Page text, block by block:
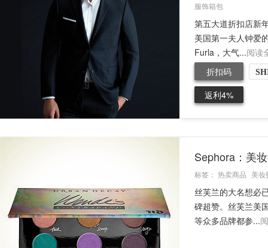
服饰箱包
第五大道折扣店新
美国第一夫人钟爱
Furla，大气...阅读
折扣码
返利4%
Sephora：美
标签： 热卖商品 美妆
丝芙兰的大名想必
碑超赞。丝芙兰美
等众多品牌都参...